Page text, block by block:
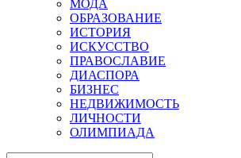
МОДА
ОБРАЗОВАНИЕ
ИСТОРИЯ
ИСКУССТВО
ПРАВОСЛАВИЕ
ДИАСПОРА
БИЗНЕС
НЕДВИЖИМОСТЬ
ЛИЧНОСТИ
ОЛИМПИАДА